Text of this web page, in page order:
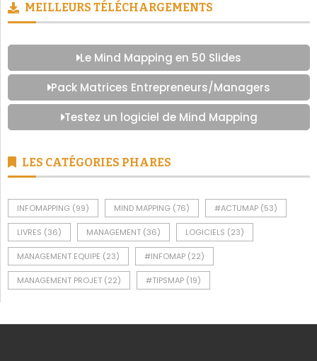
Le Mind Mapping en 50 Slides
Testez un logiciel de Mind Mapping
LES CATÉGORIES PHARES
INFOMAPPING(99) MIND MAPPING
MANAGEMENT EQUIPE (23) #INFOMAP(22)
MANAGEMENT PROJET(22) #TIPSMAP (19)